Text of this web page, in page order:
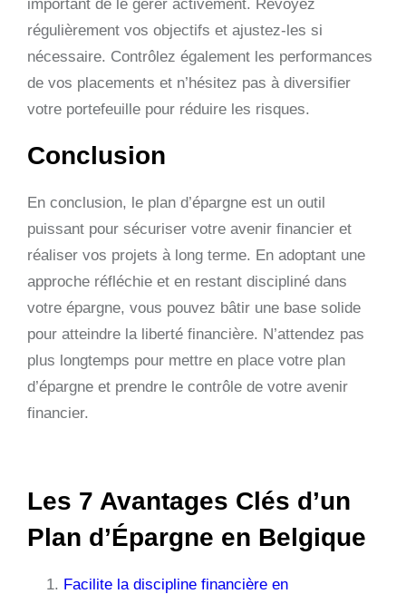
important de le gérer activement. Revoyez
régulièrement vos objectifs et ajustez-les si
nécessaire. Contrôlez également les performances
de vos placements et n’hésitez pas à diversifier
votre portefeuille pour réduire les risques.
Conclusion
En conclusion, le plan d’épargne est un outil
puissant pour sécuriser votre avenir financier et
réaliser vos projets à long terme. En adoptant une
approche réfléchie et en restant discipliné dans
votre épargne, vous pouvez bâtir une base solide
pour atteindre la liberté financière. N’attendez pas
plus longtemps pour mettre en place votre plan
d’épargne et prendre le contrôle de votre avenir
financier.
Les 7 Avantages Clés d’un
Plan d’Épargne en Belgique
Facilite la discipline financière en